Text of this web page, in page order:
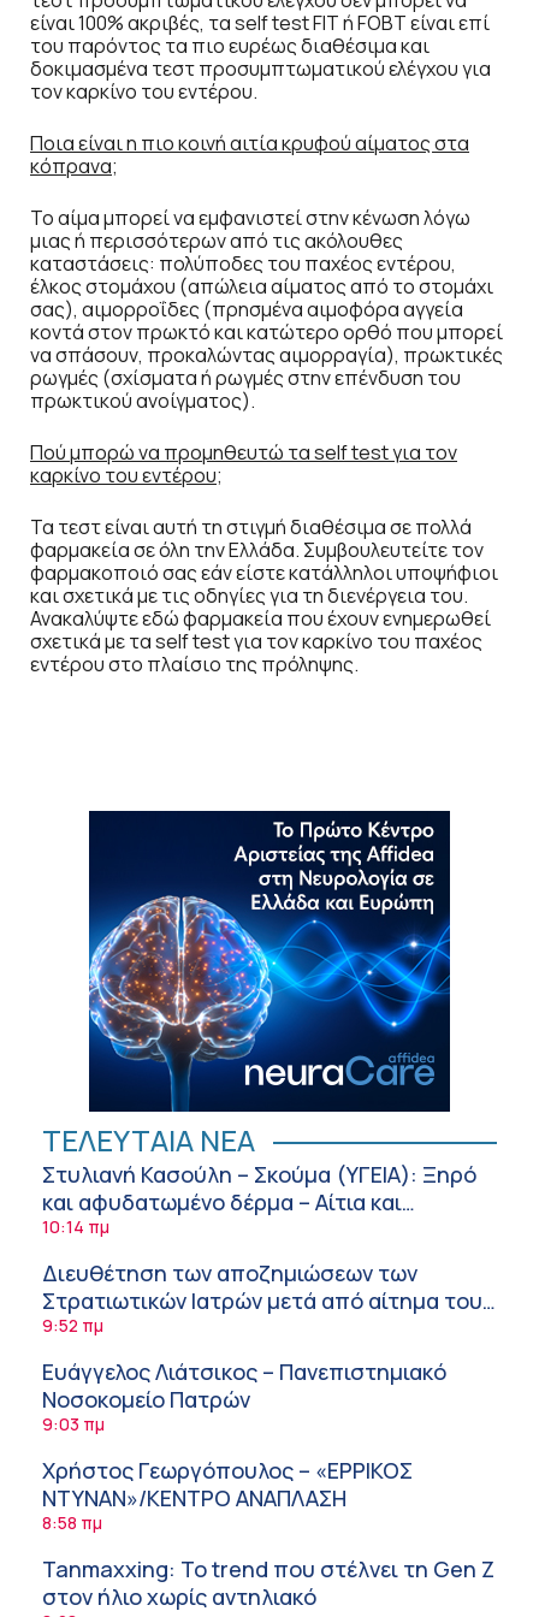
είναι 100% ακριβές, τα self test FIT ή FOBT είναι επί
του παρόντος τα πιο ευρέως διαθέσιμα και
δοκιμασμένα τεστ προσυμπτωματικού ελέγχου για
τον καρκίνο του εντέρου.
Ποια είναι η πιο κοινή αιτία κρυφού αίματος στα
κόπρανα;
Το αίμα μπορεί να εμφανιστεί στην κένωση λόγω
μιας ή περισσότερων από τις ακόλουθες
καταστάσεις: πολύποδες του παχέος εντέρου,
έλκος στομάχου (απώλεια αίματος από το στομάχι
σας), αιμορροΐδες (πρησμένα αιμοφόρα αγγεία
κοντά στον πρωκτό και κατώτερο ορθό που μπορεί
να σπάσουν, προκαλώντας αιμορραγία), πρωκτικές
ρωγμές (σχίσματα ή ρωγμές στην επένδυση του
πρωκτικού ανοίγματος).
Πού μπορώ να προμηθευτώ τα self test για τον
καρκίνο του εντέρου;
Τα τεστ είναι αυτή τη στιγμή διαθέσιμα σε πολλά
φαρμακεία σε όλη την Ελλάδα. Συμβουλευτείτε τον
φαρμακοποιό σας εάν είστε κατάλληλοι υποψήφιοι
και σχετικά με τις οδηγίες για τη διενέργεια του.
Ανακαλύψτε εδώ φαρμακεία που έχουν ενημερωθεί
σχετικά με τα self test για τον καρκίνο του παχέος
εντέρου στο πλαίσιο της πρόληψης.
ΤΕΛΕΥΤΑΙΑ ΝΕΑ
Στυλιανή Κασούλη – Σκούμα (ΥΓΕΙΑ): Ξηρό
και αφυδατωμένο δέρμα – Αίτια και
αντιμετώπιση
10:14 πμ
Διευθέτηση των αποζημιώσεων των
Στρατιωτικών Ιατρών μετά από αίτημα του
ΙΣΑ
9:52 πμ
Ευάγγελος Λιάτσικος – Πανεπιστημιακό
Νοσοκομείο Πατρών
9:03 πμ
Χρήστος Γεωργόπουλος – «ΕΡΡΙΚΟΣ
ΝΤΥΝΑΝ»/ΚΕΝΤΡΟ ΑΝΑΠΛΑΣΗ
8:58 πμ
Tanmaxxing: To trend που στέλνει τη Gen Z
στον ήλιο χωρίς αντηλιακό